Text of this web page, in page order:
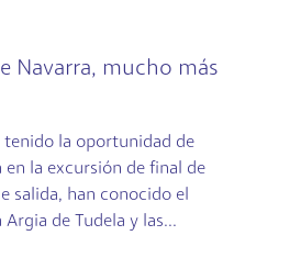
Navarra, mucho más
tenido la oportunidad de
la excursión de final de
salida, han conocido el
de Tudela y las...